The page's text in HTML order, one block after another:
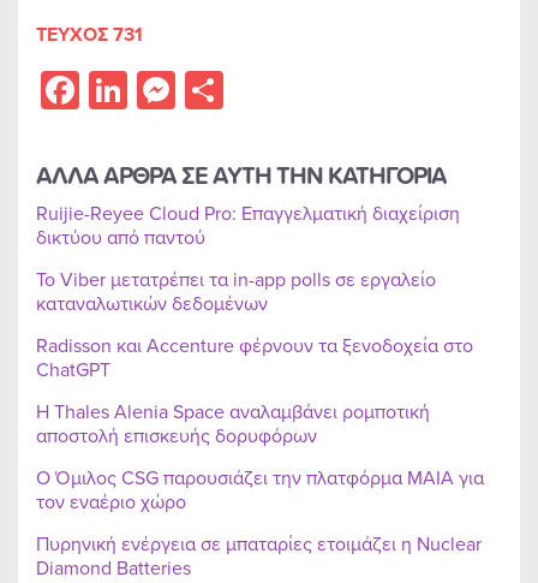
ΤΕΥΧΟΣ 731
Facebook
LinkedIn
Messenger
ΑΛΛΑ ΑΡΘΡΑ ΣΕ ΑΥΤΗ ΤΗΝ ΚΑΤΗΓΟΡΙΑ
Ruijie-Reyee Cloud Pro: Επαγγελματική διαχείριση
δικτύου από παντού
Το Viber μετατρέπει τα in-app polls σε εργαλείο
καταναλωτικών δεδομένων
Radisson και Accenture φέρνουν τα ξενοδοχεία στο
ChatGPT
Η Thales Alenia Space αναλαμβάνει ρομποτική
αποστολή επισκευής δορυφόρων
Ο Όμιλος CSG παρουσιάζει την πλατφόρμα MAIA για
τον εναέριο χώρο
Πυρηνική ενέργεια σε μπαταρίες ετοιμάζει η Nuclear
Diamond Batteries